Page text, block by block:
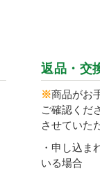
返品・交
※商品がお
ご確認くだ
させていた
・申し込ま
いる場合